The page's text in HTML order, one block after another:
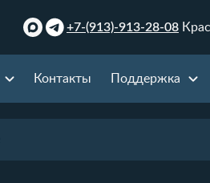
+7-(913)-913-28-08
Контакты Поддержка